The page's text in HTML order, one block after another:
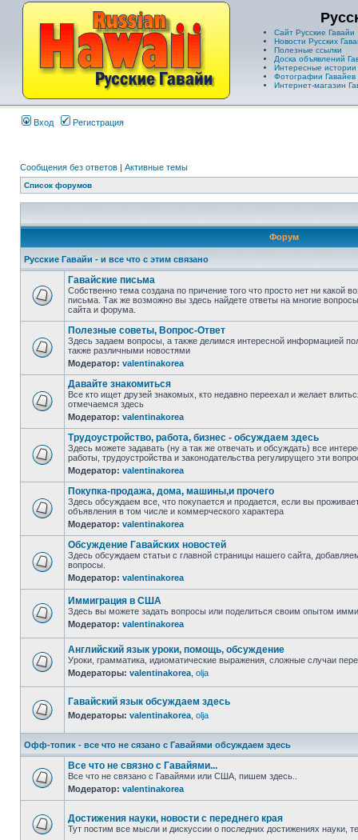
Сайт Русские Гавайи
Новости Русских
Полезные ссылки
Доска объявлений
Интересные истории
Фотографии Гавайев
Интернет-магазин
Вход Регистрация
Сообщения без ответов | Активные темы
Список форумов
Форум
Русские Гавайи - и все что с этим связано
Гавайские письма
Собственно тема создана по причение того что просто нет ни какой
письма. Так же возможно вы здесь найдете ответы на многие
сайта и форума.
Полезные советы, Вопрос-Ответ
Здесь задаем вопросы, а также делимся интересной информацией
также различными новостями
Модератор: valentinakorea
Давайте знакомиться
Все кто ищет друзей знакомых, кто недавно переехал и желает
отмечаемся здесь
Модератор: valentinakorea
Трудоустройство, работа, бизнес - обсуждаем здесь
Здесь можете задавать (ну а так же отвечать и обсуждать) все
работы, трудоустройства и законодательства регулирущего эти
Модератор: valentinakorea
Покупка-продажа, дома, машины,и прочего
Здесь обсуждаем все, что покупается и продается, если вы
объявления в том числе и коммерческого характера
Модератор: valentinakorea
Обсуждение Гавайских новостей
Здесь обсуждаем статьи с главной страницы нашего сайта,
вопросы.
Модератор: valentinakorea
Иммиграция в США
Здесь вы можете задать вопросы или поделиться своим опытом
Модератор: valentinakorea
Английский язык уроки, помощь, обсуждение
Уроки, грамматика, идиоматические выражения, сложные случаи
Модераторы: valentinakorea olja
Гавайский язык обсуждаем здесь
Модераторы: valentinakorea olja
Офф-топик - все что не сязано с Гавайями обсуждаем здесь
Все что не связно с Гавайями...
Все что не связано с Гавайями или США, пишем здесь..
Модератор: valentinakorea
Достижения науки, новости с переднего края
Тут постим все мысли и дискуссии о последних достижениях науки,